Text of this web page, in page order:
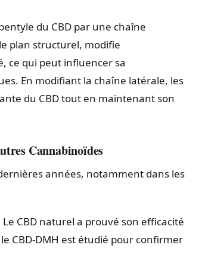
du CBD par une chaîne
plan structurel, modifie
ce qui peut influencer sa
En modifiant la chaîne latérale, les
du CBD tout en maintenant son
Cannabinoïdes
années, notamment dans les
Le CBD naturel a prouvé son efficacité
CBD-DMH est étudié pour confirmer